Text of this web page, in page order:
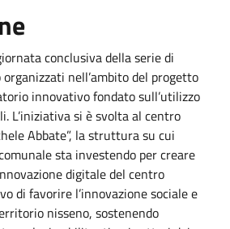
conclusiva della serie di
nell’ambito del progetto
innovativo fondato sull’utilizzo
L’iniziativa si è svolta al centro
Abbate”, la struttura su cui
sta investendo per creare
digitale del centro
di favorire l’innovazione sociale e
nisseno, sostenendo